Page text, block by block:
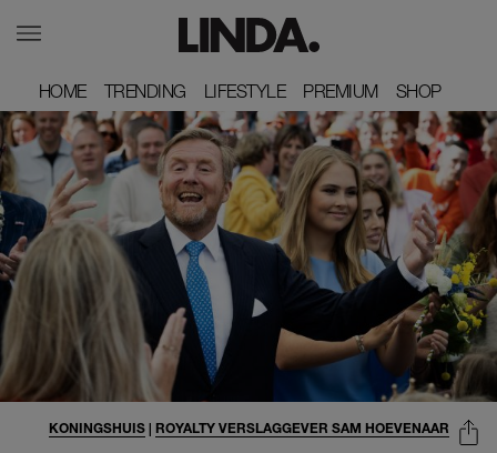
HOME
HOME TRENDING
TRENDING LIFESTYLE
LIFESTYLE PREMIUM
PREMIUM SHOP
SHOP
KONINGSHUIS| ROYALTY VERSLAGGEVER SAM HOEVENAAR